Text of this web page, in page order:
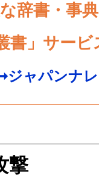
辞書・事
書」サービ
ジャパンナ
撃